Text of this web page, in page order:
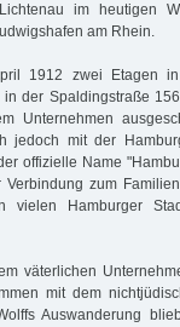
im heutigen
am Rhein.
1912 zwei Etagen
in der Spaldingstraße
Unternehmen
jedoch mit der
offizielle Name
zum
vielen Hamburger
väterlichen
mit dem
Auswanderung